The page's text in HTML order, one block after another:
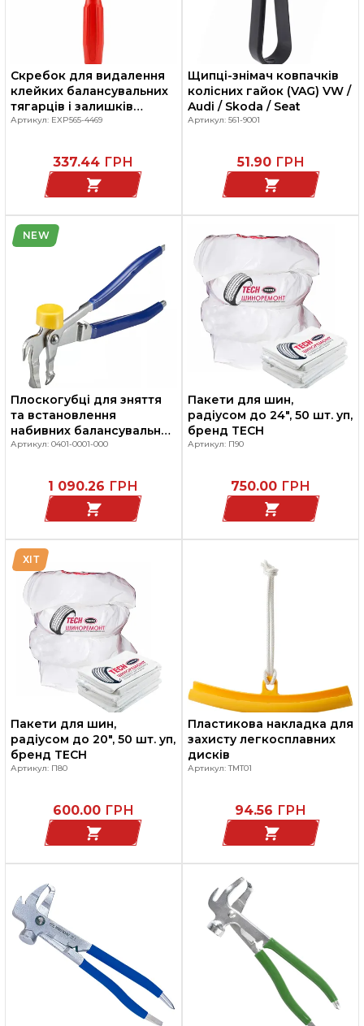
Скребок для видалення
клейких балансувальних
тягарців і залишків
клейкої стрічки з
Артикул: EXP565-4469
337.44 ГРН
Щипці-знімач ковпачків
колісних гайок (VAG) VW /
Audi / Skoda / Seat
Артикул: 561-9001
51.90 ГРН
NEW
Плоскогубці для зняття
та встановлення
набивних балансувальних
тягарців, HOFMANN PW
Артикул: 0401-0001-000
1 090.26 ГРН
Пакети для шин,
радіусом до 24", 50 шт. уп,
бренд TECH
Артикул: П90
750.00 ГРН
ХІТ
Пакети для шин,
радіусом до 20", 50 шт. уп,
бренд TECH
Артикул: П80
600.00 ГРН
Пластикова накладка для
захисту легкосплавних
дисків
Артикул: TMT01
94.56 ГРН